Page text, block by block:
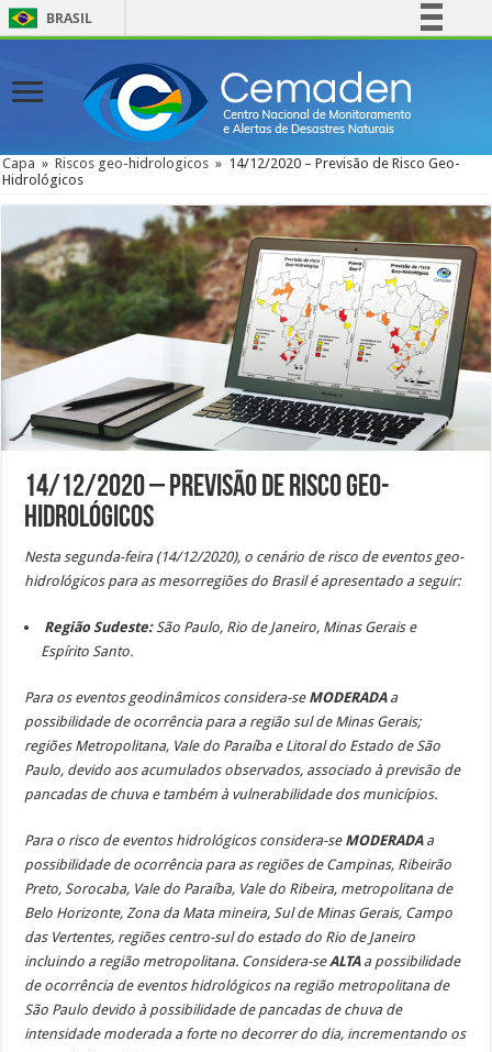
BRASIL
Comunica BR
Participe
Acesso à informação
Canais
Capa » Riscos geo-hidrologicos » 14/12/2020 – Previsão de Risco Geo-
Hidrológicos
14/12/2020 – Previsão de Risco Geo-
Hidrológicos
Nesta segunda-feira (14/12/2020), o cenário de risco de eventos geo-
hidrológicos para as mesorregiões do Brasil é apresentado a seguir:
Região Sudeste: São Paulo, Rio de Janeiro, Minas Gerais e
Espírito Santo.
Para os eventos geodinâmicos considera-se MODERADAa
possibilidade de ocorrência para a região sul de Minas Gerais;
regiões Metropolitana, Vale do Paraíba e Litoral do Estado de São
Paulo, devido aos acumulados observados, associado à previsão de
pancadas de chuva e também à vulnerabilidade dos municípios.
Para o risco de eventos hidrológicos considera-se MODERADAa
possibilidade de ocorrência para as regiões de Campinas, Ribeirão
Preto, Sorocaba, Vale do Paraíba, Vale do Ribeira, metropolitana de
Belo Horizonte, Zona da Mata mineira, Sul de Minas Gerais, Campo
das Vertentes, regiões centro-sul do estado do Rio de Janeiro
incluindo a região metropolitana. Considera-seALTAa possibilidade
de ocorrência de eventos hidrológicos na região metropolitana de
São Paulo devido à possibilidade de pancadas de chuva de
intensidade moderada a forte no decorrer do dia, incrementando os